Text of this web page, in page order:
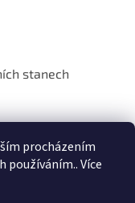
procházením
používáním.. Více
stanech